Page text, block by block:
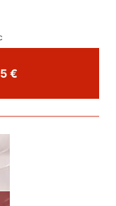
Comprar por 39,95 €